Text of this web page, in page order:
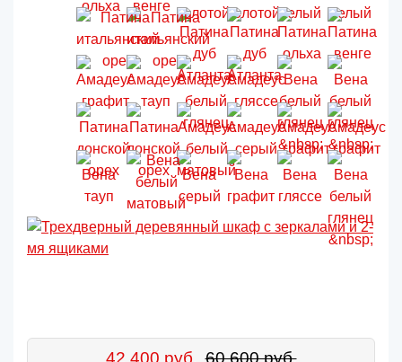
42 400 руб. 60 600 руб.